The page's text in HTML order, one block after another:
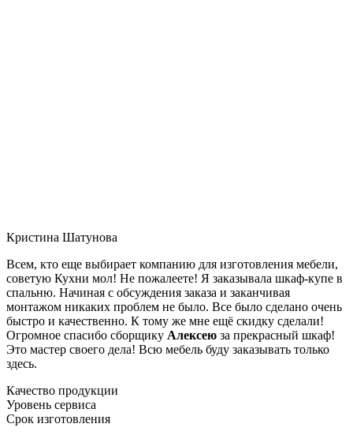
Кристина Шатунова
Всем, кто еще выбирает компанию для изготовления мебели,
советую Кухни мол! Не пожалеете! Я заказывала шкаф-купе в
спальню. Начиная с обсуждения заказа и заканчивая
монтажом никаких проблем не было. Все было сделано очень
быстро и качественно. К тому же мне ещё скидку сделали!
Огромное спасибо сборщику Алексею за прекрасный шкаф!
Это мастер своего дела! Всю мебель буду заказывать только
здесь.
Качество продукции
Уровень сервиса
Срок изготовления